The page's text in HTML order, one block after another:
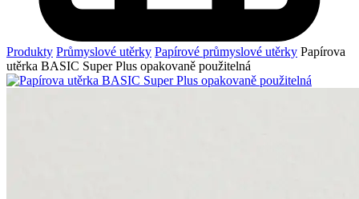
Produkty Průmyslové utěrky Papírové průmyslové utěrky Papírova
utěrka BASIC Super Plus opakovaně použitelná